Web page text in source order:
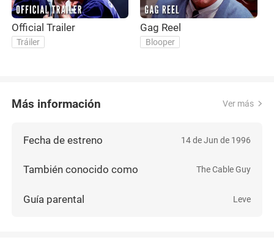
Official Trailer
Tráiler
Gag Reel
Blooper
Más información Ver más
Fecha de estreno 14 de Jun de 1996
También conocido como The Cable Guy
Guía parental Leve